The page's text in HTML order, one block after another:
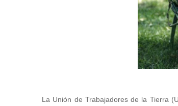
La Unión de Trabajadores de la Tierra